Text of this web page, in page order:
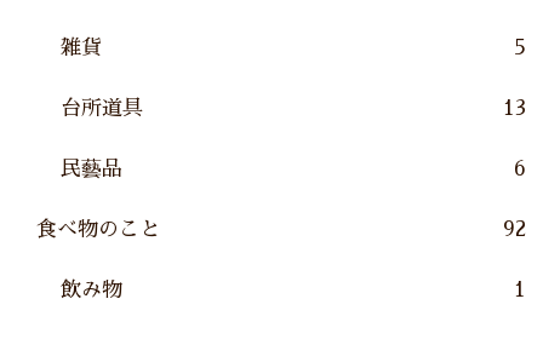
雑貨 5
台所道具 13
民藝品 6
食べ物のこと 92
飲み物 1